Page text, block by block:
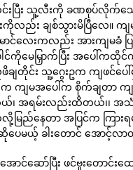
ပြီး သူ့လီးကို ခဏစုပ်လိုက်သ
ကိုလည်း ချစ်သွားမိပြီလေ။
င်လေးကလည်း အားကျမခံ ပ
ါင်ကိုမေမြှာက်ပြီး အပေါ်က
ချတိုင်း သူ့ဂွေးဥက ကျဖင်ပ
ျမအပေါ်က စိုက်ချတာ က
တယ်၊ အရမ်းလည်းထိတယ်၊၊
ည်နေတာ အပြင်က ကြားရ
ေမယ့် ခါးတောင် အောင့်လာ
ဆော်ပြီး ဖင်ဗူးတောင်းထေ